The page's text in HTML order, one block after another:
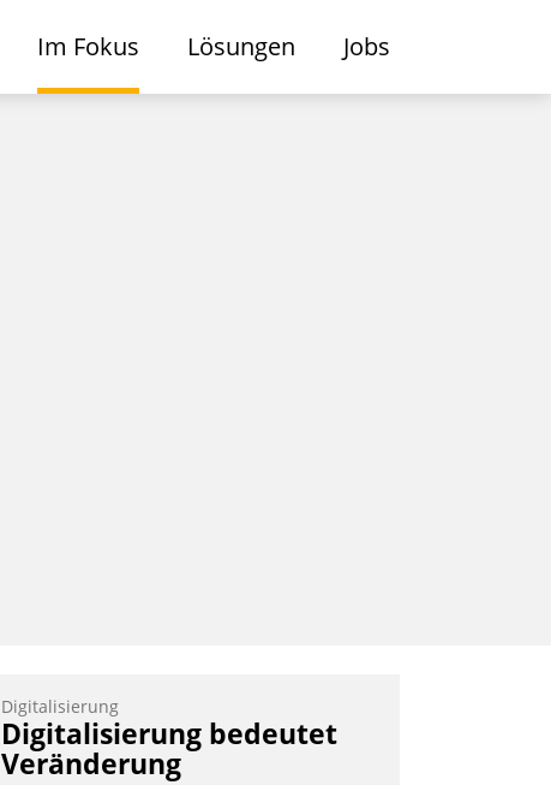
Im Fokus Lösungen Jobs
Digitalisierung
Digitalisierung bedeutet
Veränderung